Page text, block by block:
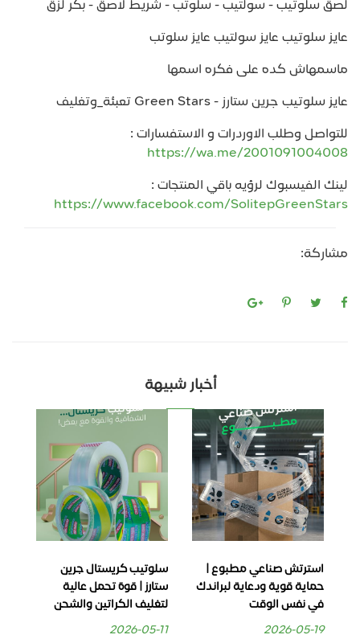
لصق سلوتيب - سولتيب - سلوتب - شريط لاصق - بكر لزق
عايز سلوتيب عايز سولتيب عايز سلوتب
ماسمهاش كده على فكره اسمها
عايز سلوتيب جرين ستارز - Green Stars تعبئة_وتغليف
للتواصل وطلب الاوردرات و الاستفسارات :
https://wa.me/2001091004008
لينك الفيسبوك لرؤيه باقي المنتجات :
https://www.facebook.com/SolitepGreenStars
مشاركة:
أخبار شبيهة
استرتش صناعي مطبوع |
حماية قوية ودعاية لبراندك
في نفس الوقت
2026-05-19
سلوتيب كريستال جرين
ستارز | قوة تحمل عالية
لتغليف الكراتين والشحن
2026-05-11